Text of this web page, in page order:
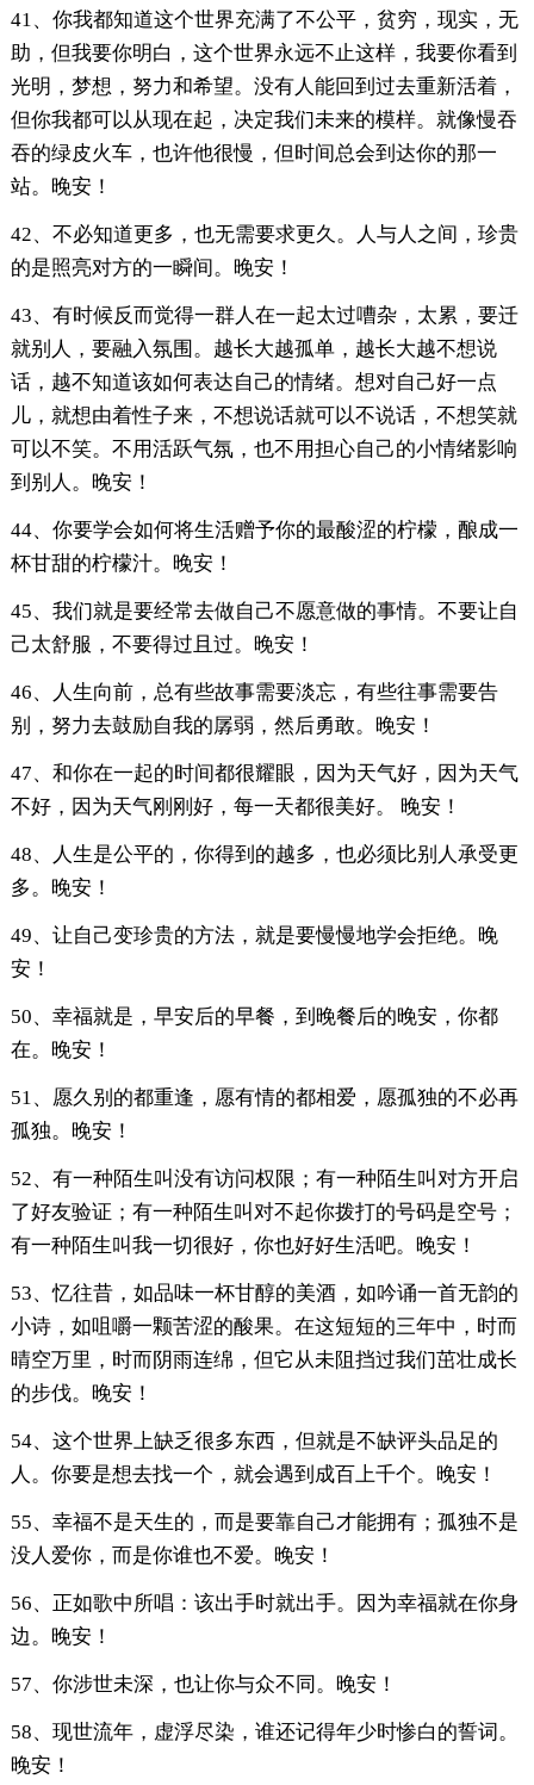
41、你我都知道这个世界充满了不公平，贫穷，现实，无
助，但我要你明白，这个世界永远不止这样，我要你看到
光明，梦想，努力和希望。没有人能回到过去重新活着，
但你我都可以从现在起，决定我们未来的模样。就像慢吞
吞的绿皮火车，也许他很慢，但时间总会到达你的那一
站。晚安！
42、不必知道更多，也无需要求更久。人与人之间，珍贵
的是照亮对方的一瞬间。晚安！
43、有时候反而觉得一群人在一起太过嘈杂，太累，要迁
就别人，要融入氛围。越长大越孤单，越长大越不想说
话，越不知道该如何表达自己的情绪。想对自己好一点
儿，就想由着性子来，不想说话就可以不说话，不想笑就
可以不笑。不用活跃气氛，也不用担心自己的小情绪影响
到别人。晚安！
44、你要学会如何将生活赠予你的最酸涩的柠檬，酿成一
杯甘甜的柠檬汁。晚安！
45、我们就是要经常去做自己不愿意做的事情。不要让自
己太舒服，不要得过且过。晚安！
46、人生向前，总有些故事需要淡忘，有些往事需要告
别，努力去鼓励自我的孱弱，然后勇敢。晚安！
47、和你在一起的时间都很耀眼，因为天气好，因为天气
不好，因为天气刚刚好，每一天都很美好。 晚安！
48、人生是公平的，你得到的越多，也必须比别人承受更
多。晚安！
49、让自己变珍贵的方法，就是要慢慢地学会拒绝。晚
安！
50、幸福就是，早安后的早餐，到晚餐后的晚安，你都
在。晚安！
51、愿久别的都重逢，愿有情的都相爱，愿孤独的不必再
孤独。晚安！
52、有一种陌生叫没有访问权限；有一种陌生叫对方开启
了好友验证；有一种陌生叫对不起你拨打的号码是空号；
有一种陌生叫我一切很好，你也好好生活吧。晚安！
53、忆往昔，如品味一杯甘醇的美酒，如吟诵一首无韵的
小诗，如咀嚼一颗苦涩的酸果。在这短短的三年中，时而
晴空万里，时而阴雨连绵，但它从未阻挡过我们茁壮成长
的步伐。晚安！
54、这个世界上缺乏很多东西，但就是不缺评头品足的
人。你要是想去找一个，就会遇到成百上千个。晚安！
55、幸福不是天生的，而是要靠自己才能拥有；孤独不是
没人爱你，而是你谁也不爱。晚安！
56、正如歌中所唱：该出手时就出手。因为幸福就在你身
边。晚安！
57、你涉世未深，也让你与众不同。晚安！
58、现世流年，虚浮尽染，谁还记得年少时惨白的誓词。
晚安！